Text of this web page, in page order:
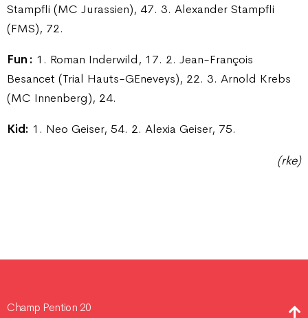
Stampfli (MC Jurassien), 47. 3. Alexander Stampfli
(FMS), 72.
Fun : 1. Roman Inderwild, 17. 2. Jean-François
Besancet (Trial Hauts-GEneveys), 22. 3. Arnold Krebs
(MC Innenberg), 24.
Kid: 1. Neo Geiser, 54. 2. Alexia Geiser, 75.
(rke)
Champ Pention 20